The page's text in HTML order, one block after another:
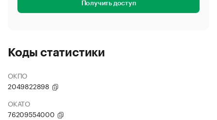
Получить доступ
Коды статистики
ОКПО
2049822898
ОКАТО
76209554000